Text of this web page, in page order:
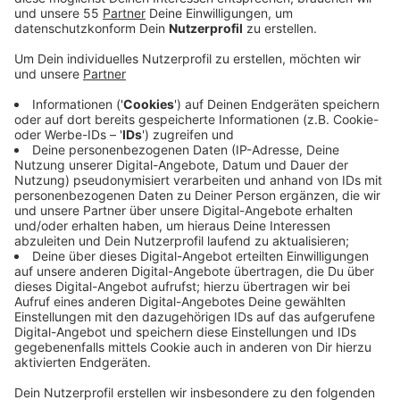
sommerliche Veranstaltungsreihe entwickelt: den
"Summer Mix '21"!
Veröffentlicht: Mittwoch, 14.07.2021 09:28
Anzeige
In den Sommerferien finden mehr als 10
Veranstaltungen an der Burgruine Wachtendonk und
auf dem Schulhof Wankum statt. Da präsentiert dann
zum Beispiel der Kölner Comedian Martin Zingsheim
sein brandneues Programm. Außerdem stimmt das
Duo "Miikado" ein paar sanfte Klänge an und mit
"Familie Hossa" geht es quer durch die Kultschlager
der 70er Jahre.